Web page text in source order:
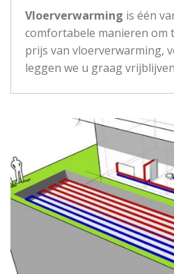
Vloerverwarming is één
comfortabele manieren om
prijs van vloerverwarming,
leggen we u graag